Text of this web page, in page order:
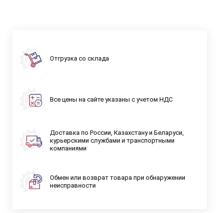
Отгрузка со склада
Все цены на сайте указаны с учетом НДС
Доставка по России, Казахстану и Беларуси,
курьерскими службами и транспортными
компаниями
Обмен или возврат товара при обнаружении
неисправности